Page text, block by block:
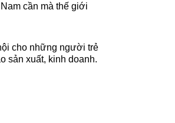
cần mà thế giới
cho những người trẻ
sản xuất, kinh doanh.